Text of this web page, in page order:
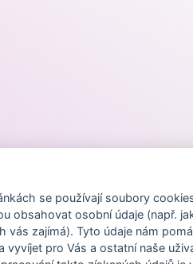
se používají soubory
obsahovat osobní údaje (např.
vás zajímá). Tyto údaje nám
vyvíjet pro Vás a ostatní naše